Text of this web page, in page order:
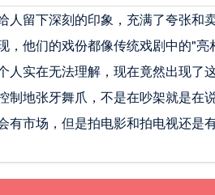
留下深刻的印象，充满了夸张和
，他们的戏份都像传统戏剧中的"
人实在无法理解，现在竟然出现了
制地张牙舞爪，不是在吵架就是在
有市场，但是拍电影和拍电视还是